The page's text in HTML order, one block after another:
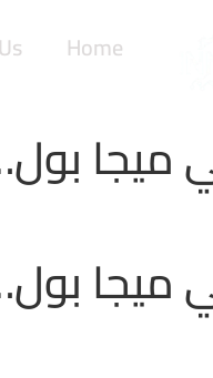
Home
ميجا
ميجا